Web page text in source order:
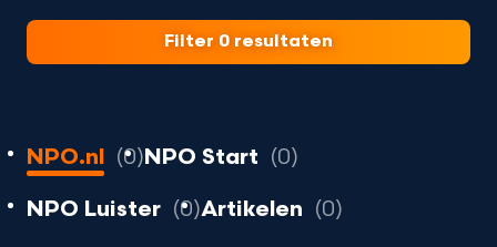
Filter 0 resultaten
0
resultaten
geladen
NPO.nl 0 resultaten
NPO Start 0
NPO Luister
0 resultaten
Artikelen 0